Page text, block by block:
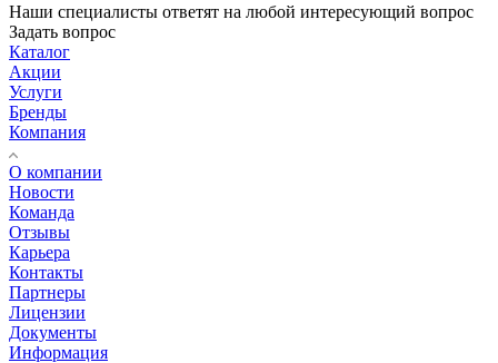
Наши специалисты ответят на любой интересующий вопрос
Задать вопрос
Каталог
Акции
Услуги
Бренды
Компания
О компании
Новости
Команда
Отзывы
Карьера
Контакты
Партнеры
Лицензии
Документы
Информация